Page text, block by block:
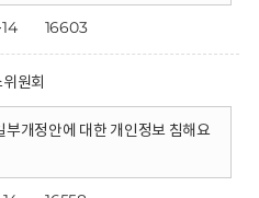
16603
원회
부개정안에 대한 개인정보 침해요